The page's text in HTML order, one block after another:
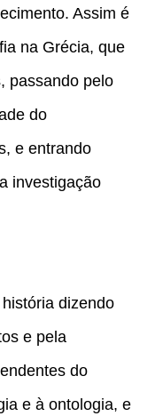
Assim é
na Grécia, que
passando pelo
do
e entrando
investigação
dizendo
e pela
do
e à ontologia, e